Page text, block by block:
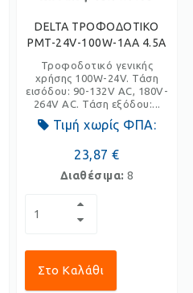
DELTA ΤΡΟΦΟΔΟΤΙΚΟ
PMT-24V-100W-1AA 4.5A
Τροφοδοτικό γενικής
χρήσης 100W-24V. Τάση
εισόδου: 90-132V AC, 180V-
264V AC. Τάση εξόδου:...
Τιμή χωρίς ΦΠΑ:
23,87 €
Διαθέσιμα: 8
Στο Καλάθι